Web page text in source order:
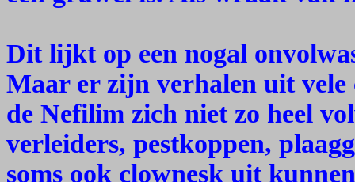
Dit lijkt op een nogal
Maar er zijn verhalen uit
de Nefilim zich niet zo heel
verleiders, pestkoppen,
soms ook clownesk uit